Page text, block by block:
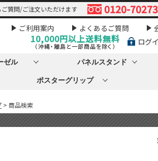
ご質問/ご注文いただけます 0120-
ご利用案内 よくあるご質問
10,000円以上送料無料
（沖縄・離島と一部商品を除く） ログ
ゼル パネルスタンド
ポスターグリップ
> 商品検索